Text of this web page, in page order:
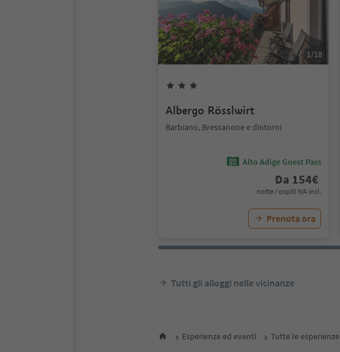
1/18
Albergo Rösslwirt
Barbiano, Bressanone e dintorni
Alto Adige Guest Pass
Da 154€
notte / ospiti IVA incl.
Prenota ora
Tutti gli alloggi nelle vicinanze
Esperienze ed eventi Tutte le esperienze